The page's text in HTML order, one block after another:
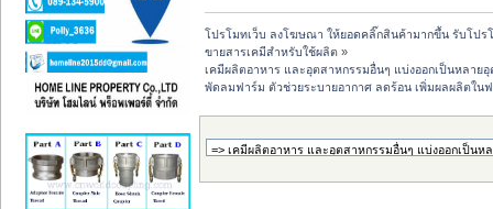
โปรโมทเว็บ ลงโฆษณา ให้ยอดคลิ๊กสินค้ามากขึ้น รับโป
ขายสารเคมีสำหรับใช้ผลิต »
เคมีผลิตอาหาร และอุตสาหกรรมอื่นๆ แบ่งออกเป็นหลาย
พัดลมฟาร์ม ตัวช่วยระบายอากาศ ลดร้อน เพิ่มผลผลิตใน